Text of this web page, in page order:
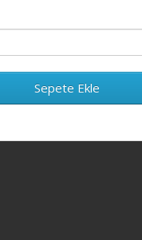
Sepete Ekle